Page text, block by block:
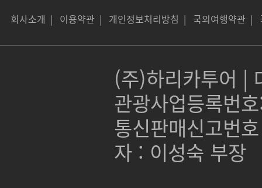
회사소개 | 이용약관 | 개인정보처리방침 | 국외여행약관 |
(주)하리카투어 |
관광사업등록번
통신판매신고번
자 : 이성숙 부장